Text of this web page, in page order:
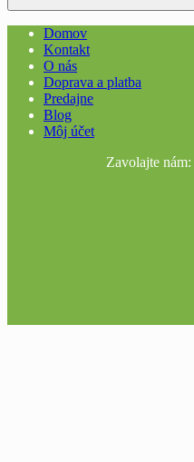
Domov
Kontakt
O nás
Doprava a platba
Predajne
Blog
Môj účet
Zavolajte nám: